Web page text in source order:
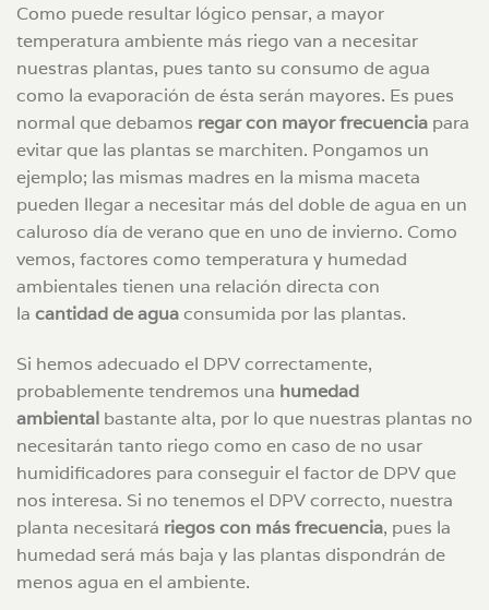
Como puede resultar lógico pensar, a mayor
temperatura ambiente más riego van a necesitar
nuestras plantas, pues tanto su consumo de agua
como la evaporación de ésta serán mayores. Es pues
normal que debamos regar con mayor frecuencia para
evitar que las plantas se marchiten. Pongamos un
ejemplo; las mismas madres en la misma maceta
pueden llegar a necesitar más del doble de agua en un
caluroso día de verano que en uno de invierno. Como
vemos, factores como temperatura y humedad
ambientales tienen una relación directa con
la cantidad de aguaconsumida por las plantas.
Si hemos adecuado el DPV correctamente,
probablemente tendremos una humedad
ambiental bastante alta, por lo que nuestras plantas no
necesitarán tanto riego como en caso de no usar
humidificadores para conseguir el factor de DPV que
nos interesa. Si no tenemos el DPV correcto, nuestra
planta necesitará riegos con más frecuencia, pues la
humedad será más baja y las plantas dispondrán de
menos agua en el ambiente.